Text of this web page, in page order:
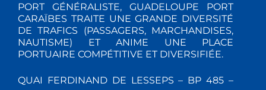
PORT GÉNÉRALISTE, GUADELOUPE PORT
CARAÏBES TRAITE UNE GRANDE DIVERSITÉ
DE TRAFICS (PASSAGERS, MARCHANDISES,
NAUTISME) ET ANIME UNE PLACE
PORTUAIRE COMPÉTITIVE ET DIVERSIFIÉE.
QUAI FERDINAND DE LESSEPS – BP 485 –